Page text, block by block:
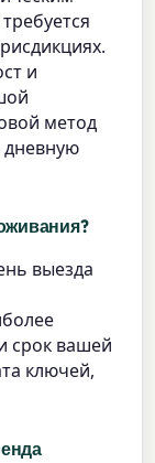
и
метод
дневную
выезда
срок вашей
ключей,